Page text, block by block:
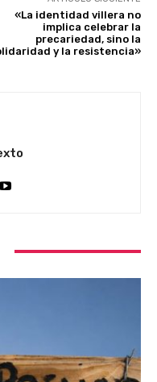
«La identidad villera no
implica celebrar la
precariedad, sino la
y la resistencia»